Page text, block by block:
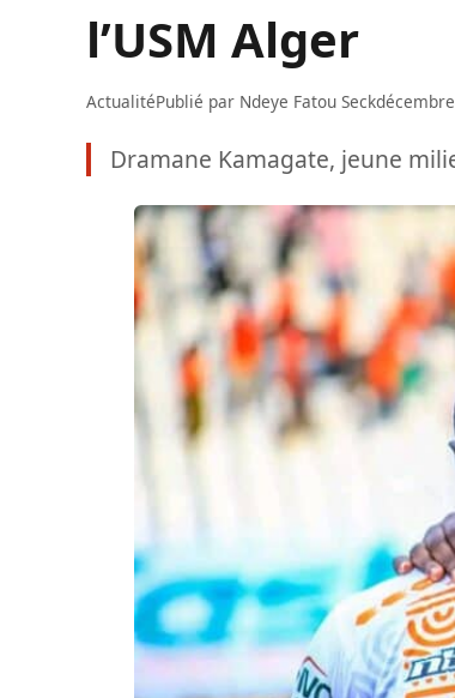
l’USM Alger
ActualitéPublié par Ndeye Fatou Seck
Dramane Kamagate, jeune